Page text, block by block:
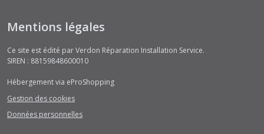
Mentions légales
Ce site est édité par Verdon Réparation Installation Service.
SIREN : 88159848600010
Hébergement via eProShopping
Gestion des cookies
Données personnelles